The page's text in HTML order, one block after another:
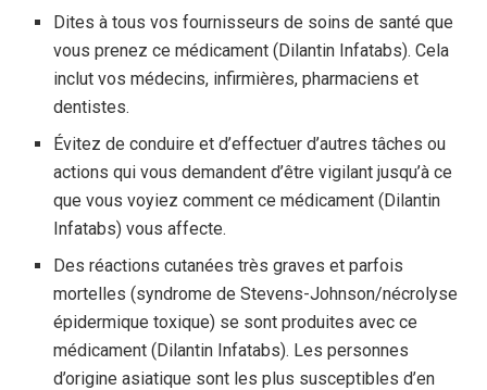
Dites à tous vos fournisseurs de soins de santé que
vous prenez ce médicament (Dilantin Infatabs). Cela
inclut vos médecins, infirmières, pharmaciens et
dentistes.
Évitez de conduire et d’effectuer d’autres tâches ou
actions qui vous demandent d’être vigilant jusqu’à ce
que vous voyiez comment ce médicament (Dilantin
Infatabs) vous affecte.
Des réactions cutanées très graves et parfois
mortelles (syndrome de Stevens-Johnson/nécrolyse
épidermique toxique) se sont produites avec ce
médicament (Dilantin Infatabs). Les personnes
d’origine asiatique sont les plus susceptibles d’en